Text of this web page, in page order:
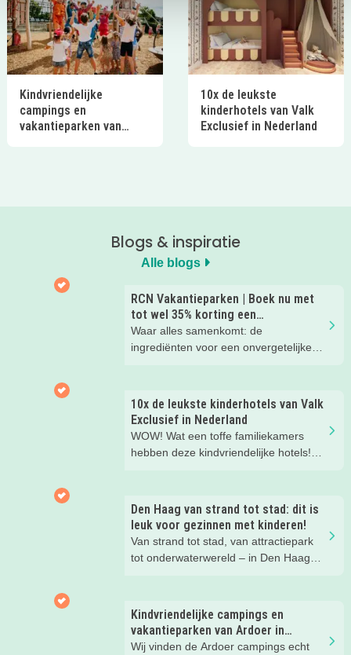
Kindvriendelijke
campings en
vakantieparken van
10x de leukste
kinderhotels van Valk
Exclusief in Nederland
Blogs & inspiratie
Alle blogs
RCN Vakantieparken | Boek nu met
tot wel 35% korting een
zomervakantie!
Waar alles samenkomt: de
ingrediënten voor een onvergetelijke
10x de leukste kinderhotels van Valk
Exclusief in Nederland
WOW! Wat een toffe familiekamers
hebben deze kindvriendelijke hotels!
kinderhotels van Valk Exclusief en
boek een heerlijk nachtje weg met je
kind(eren).
Den Haag van strand tot stad: dit is
leuk voor gezinnen met kinderen!
Van strand tot stad, van attractiepark
tot onderwaterwereld – in Den Haag
ontspannen met een lekkere lunch op
het strand en een duik in zee. Heerlijk!
Kindvriendelijke campings en
vakantieparken van Ardoer in
Nederland
Wij vinden de Ardoer campings echt